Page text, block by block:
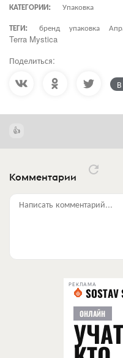
КАТЕГОРИИ:
Упаковка
ТЕГИ:
бренд упаковка
Terra Mystica
Поделиться:
Комментарии
Написать комментарий...
РЕКЛАМА